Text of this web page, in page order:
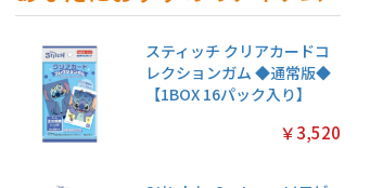
スティッチ クリアカードコ
レクションガム ◆通常版◆
【1BOX 16パック入り】
￥3,520